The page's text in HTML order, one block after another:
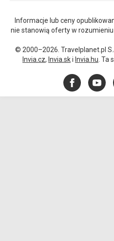
Informacje lub ceny
nie stanowią oferty w
© 2000–2026. Travelplanet.pl
Invia.cz, Invia.ski Invia.hu . Ta
Facebook